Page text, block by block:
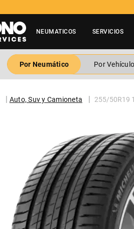
NEUMATICOS SERVICIOS
Por Neumático Por
Auto, Suv y Camioneta 255/50R19